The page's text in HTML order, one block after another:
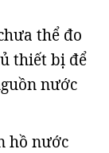
thể đo
thiết bị để
nước
hồ nước